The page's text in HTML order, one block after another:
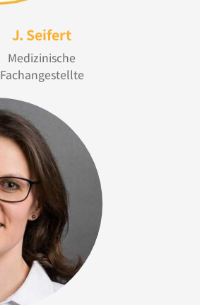
J. Seifert
Medizinische
Fachangestellte